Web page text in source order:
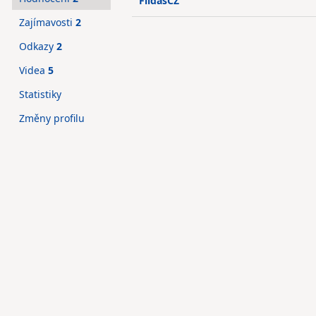
Zajímavosti 2
Odkazy 2
Videa 5
Statistiky
Změny profilu